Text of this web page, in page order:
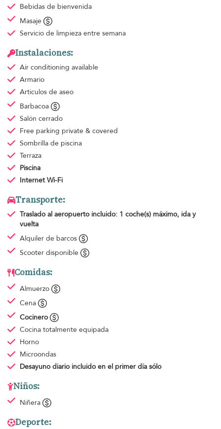
Bebidas de bienvenida
Masaje
Servicio de limpieza entre semana
Instalaciones:
Air conditioning available
Armario
Articulos de aseo
Barbacoa
Salón cerrado
Free parking private & covered
Sombrilla de piscina
Terraza
Piscina
Internet Wi-Fi
Transporte:
Traslado al aeropuerto incluido: 1 coche(s) máximo, ida y
vuelta
Alquiler de barcos
Scooter disponible
Comidas:
Almuerzo
Cena
Cocinero
Cocina totalmente equipada
Horno
Microondas
Desayuno diario incluido en el primer día sólo
Niños:
Niñera
Deporte: